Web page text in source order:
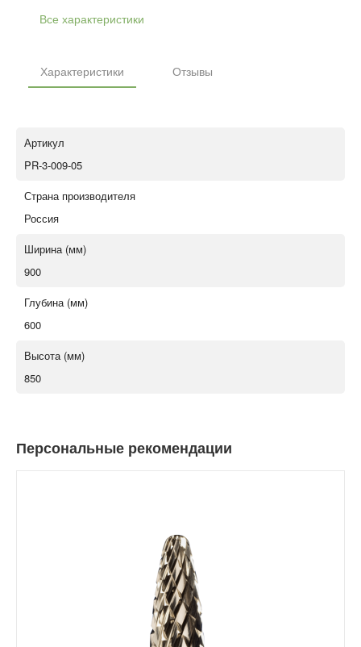
Все характеристики
Характеристики Отзывы
Артикул
PR-3-009-05
Страна производителя
Россия
Ширина (мм)
900
Глубина (мм)
600
Высота (мм)
850
Персональные рекомендации